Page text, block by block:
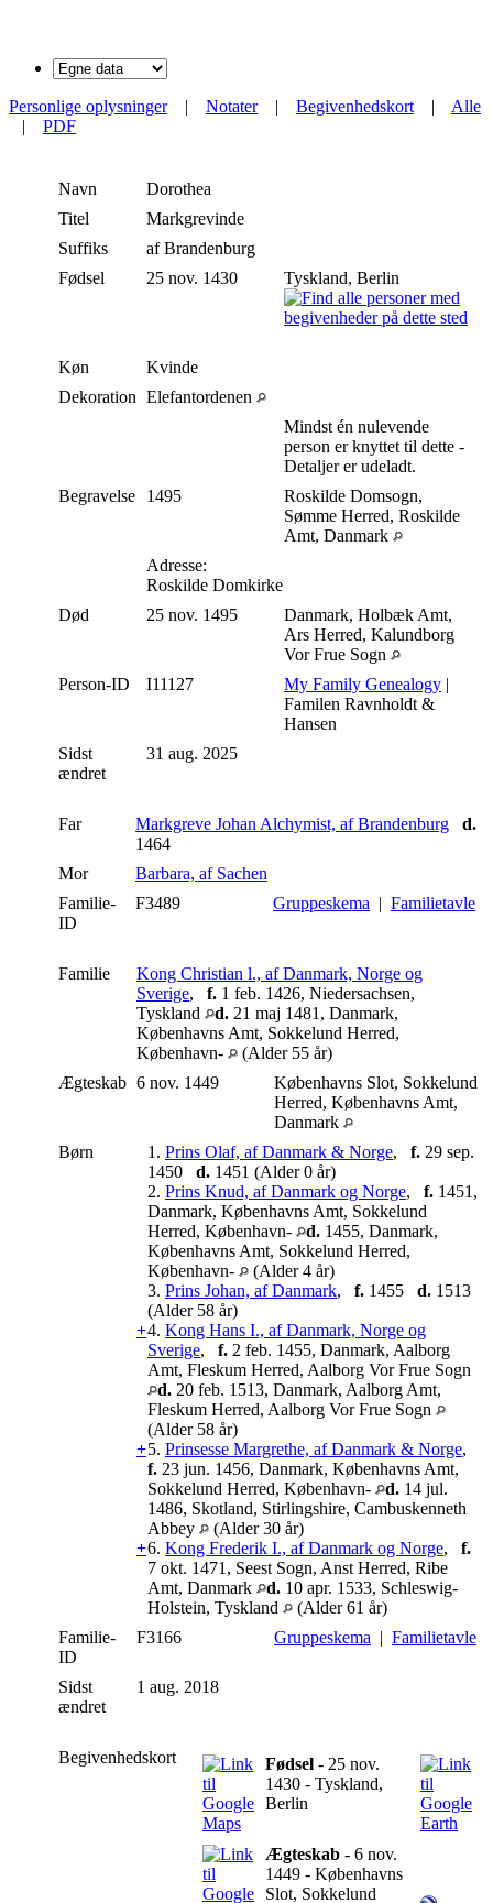
Personlige oplysninger| Notater| Begivenhedskort | Alle
| PDF
Navn
Dorothea
Titel
Markgrevinde
Suffiks
af Brandenburg
Fødsel
25 nov. 1430 Tyskland, Berlin
Køn
Kvinde
Dekoration Elefantordenen
Mindst én nulevende
person er knyttet til dette -
Detaljer er udeladt.
Begravelse
1495
Roskilde Domsogn,
Sømme Herred, Roskilde
Amt, Danmark
Adresse:
Roskilde Domkirke
Død
25 nov. 1495
Danmark, Holbæk Amt,
Ars Herred, Kalundborg
Vor Frue Sogn
Person-ID
I11127 My Family Genealogy |
Familen Ravnholdt &
Hansen
Sidst
ændret
31 aug. 2025
Far Markgreve Johan Alchymist, af Brandenburg
d.
1464
Mor
Barbara, af Sachen
Familie-
ID
F3489 Gruppeskema | Familietavle
Familie
Kong Christian l., af Danmark, Norge og
Sverige, f. 1 feb. 1426, Niedersachsen,
Tyskland
d. 21 maj 1481, Danmark,
Københavns Amt, Sokkelund Herred,
København-
(Alder 55 år)
Ægteskab 6 nov. 1449
Københavns Slot, Sokkelund
Herred, Københavns Amt,
Danmark
Børn
1. Prins Olaf, af Danmark & Norge, f. 29 sep.
1450 d. 1451 (Alder 0 år)
2. Prins Knud, af Danmark og Norge, f. 1451,
Danmark, Københavns Amt, Sokkelund
Herred, København-
d. 1455, Danmark,
Københavns Amt, Sokkelund Herred,
København-
(Alder 4 år)
3. Prins Johan, af Danmark, f. 1455 d. 1513
(Alder 58 år)
+4. Kong Hans I., af Danmark, Norge og
Sverige, f. 2 feb. 1455, Danmark, Aalborg
Amt, Fleskum Herred, Aalborg Vor Frue Sogn
d. 20 feb. 1513, Danmark, Aalborg Amt,
Fleskum Herred, Aalborg Vor Frue Sogn
(Alder 58 år)
+5. Prinsesse Margrethe, af Danmark & Norge,
f. 23 jun. 1456, Danmark, Københavns Amt,
Sokkelund Herred, København-
d. 14 jul.
1486, Skotland, Stirlingshire, Cambuskenneth
Abbey
(Alder 30 år)
+6. Kong Frederik I., af Danmark og Norge, f.
7 okt. 1471, Seest Sogn, Anst Herred, Ribe
Amt, Danmark
d. 10 apr. 1533, Schleswig-
Holstein, Tyskland
(Alder 61 år)
Familie-
ID
F3166 Gruppeskema | Familietavle
Sidst
ændret
1 aug. 2018
Begivenhedskort Fødsel - 25 nov.
1430 - Tyskland,
Berlin
Ægteskab - 6 nov.
1449 - Københavns
Slot, Sokkelund